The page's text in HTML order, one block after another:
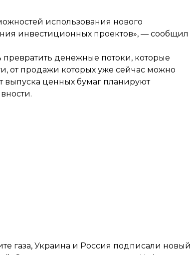
использования нового
инвестиционных проектов», — сообщил
денежные потоки, которые
от продажи которых уже сейчас можно
выпуска ценных бумаг планируют
газа, Украина и Россия подписали новый